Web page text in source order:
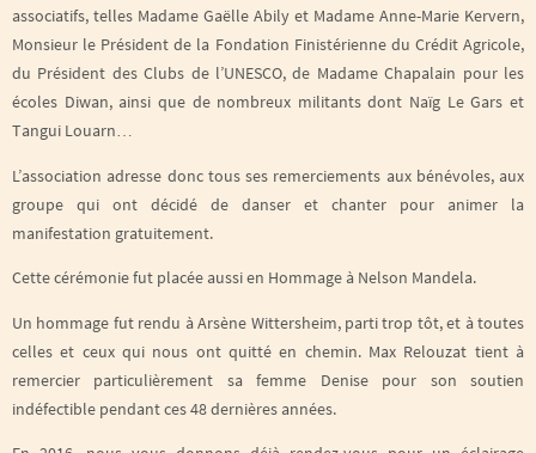
associatifs, telles Madame Gaëlle Abily et Madame Anne-Marie Kervern,
Monsieur le Président de la Fondation Finistérienne du Crédit Agricole,
du Président des Clubs de l’UNESCO, de Madame Chapalain pour les
écoles Diwan, ainsi que de nombreux militants dont Naïg Le Gars et
Tangui Louarn…
L’association adresse donc tous ses remerciements aux bénévoles, aux
groupe qui ont décidé de danser et chanter pour animer la
manifestation gratuitement.
Cette cérémonie fut placée aussi en Hommage à Nelson Mandela.
Un hommage fut rendu à Arsène Wittersheim, parti trop tôt, et à toutes
celles et ceux qui nous ont quitté en chemin. Max Relouzat tient à
remercier particulièrement sa femme Denise pour son soutien
indéfectible pendant ces 48 dernières années.